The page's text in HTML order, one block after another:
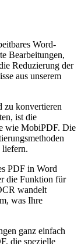
Word-
Bearbeitungen,
Reduzierung der
aus unserem
zu konvertieren
ist die
wie MobiPDF. Die
liefern.
PDF in Word
die Funktion für
wandelt
was Ihre
ganz einfach
die spezielle